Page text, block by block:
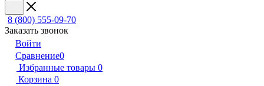
8 (800) 555-09-70
Заказать звонок
Войти
Сравнение0
Избранные товары 0
Корзина 0